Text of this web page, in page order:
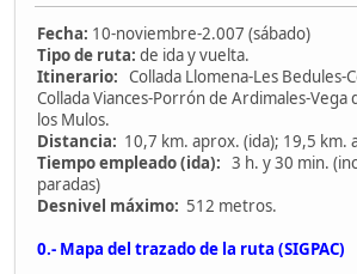
Fecha: 10-noviembre-2.007 (sábado)
Tipo de ruta: de ida y vuelta.
Itinerario: Collada Llomena-Les Bedules-
Collada Viances-Porrón de Ardimales-Vega
los Mulos.
Distancia: 10,7 km. aprox. (ida); 19,5 km.
Tiempo empleado (ida): 3 h. y 30 min.
paradas)
Desnivel máximo: 512 metros.
0.- Mapa del trazado de la ruta (SIGPAC)